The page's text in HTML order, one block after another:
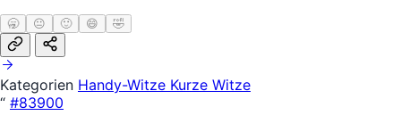
🥱 😐 🙂 😄 🤣
Kategorien Handy-Witze Kurze Witze
“ #83900